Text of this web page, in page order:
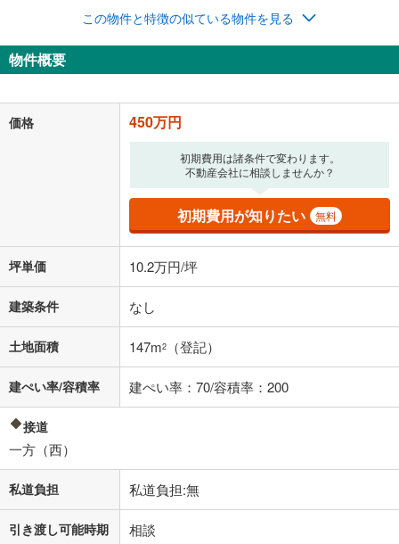
この物件と特徴の似ている物件を見る
物件概要
価格 450万円
初期費用は諸条件で変わります。
不動産会社に相談しませんか？
初期費用が知りたい 無料
坪単価 10.2万円/坪
建築条件 なし
土地面積 147m2 （登記）
建ぺい率/容積率 建ぺい率：70/容積率：200
接道
一方（西）
私道負担 私道負担:無
引き渡し可能時期 相談